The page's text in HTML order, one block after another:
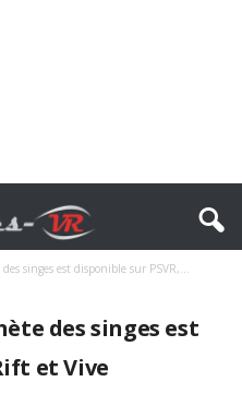
singes est disponible sur PSVR,...
des singes est
et Vive